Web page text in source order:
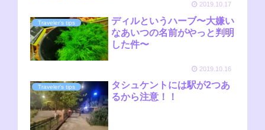
2019.10.17
Traveler's tips
ディルというハーブ〜大嫌い
なあいつの名前がやっと判明
した件〜
2019.10.16
Traveler's tips
タシュケントには駅が2つあ
るから注意！！